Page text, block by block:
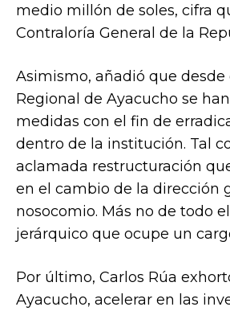
medio millón de soles, cifra
Contraloría General de la
Asimismo, añadió que desde
Regional de Ayacucho se
medidas con el fin de
dentro de la institución. Tal
aclamada restructuración
en el cambio de la dirección
nosocomio. Más no de todo
jerárquico que ocupe un
Por último, Carlos Rúa
Ayacucho, acelerar en las